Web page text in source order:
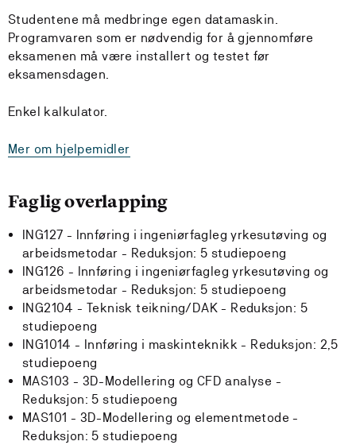
Studentene må medbringe egen datamaskin.
Programvaren som er nødvendig for å gjennomføre
eksamenen må være installert og testet før
eksamensdagen.
Enkel kalkulator.
Mer om hjelpemidler
Faglig overlapping
ING127 - Innføring i ingeniørfagleg yrkesutøving og
arbeidsmetodar - Reduksjon: 5 studiepoeng
ING126 - Innføring i ingeniørfagleg yrkesutøving og
arbeidsmetodar - Reduksjon: 5 studiepoeng
ING2104 - Teknisk teikning/DAK - Reduksjon: 5
studiepoeng
ING1014 - Innføring i maskinteknikk - Reduksjon: 2,5
studiepoeng
MAS103 - 3D-Modellering og CFD analyse -
Reduksjon: 5 studiepoeng
MAS101 - 3D-Modellering og elementmetode -
Reduksjon: 5 studiepoeng